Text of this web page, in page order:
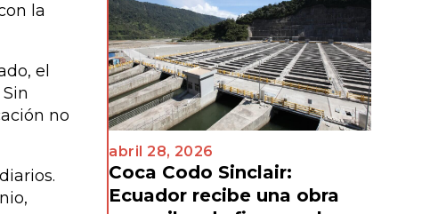
la
el
no
abril 28, 2026
Coca Codo Sinclair:
Ecuador recibe una obra